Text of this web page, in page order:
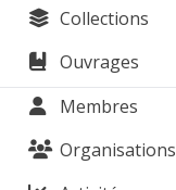
Collections
Ouvrages
Membres
Organisations